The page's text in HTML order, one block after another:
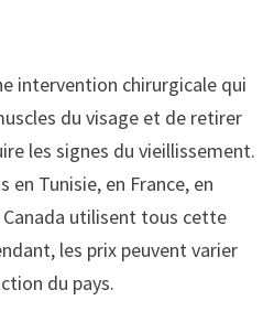
intervention chirurgicale qui
du visage et de retirer
les signes du vieillissement.
en Tunisie, en France, en
Canada utilisent tous cette
les prix peuvent varier
du pays.